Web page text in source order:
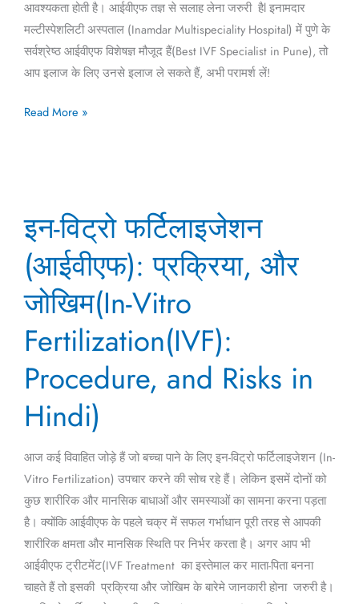
आवश्यकता होती है। आईवीएफ तज्ञ से सलाह लेना जरुरी हैl इनामदार
मल्टीस्पेशलिटी अस्पताल (Inamdar Multispeciality Hospital) में पुणे के
सर्वश्रेष्ठ आईवीएफ विशेषज्ञ मौजूद हैं(Best IVF Specialist in Pune), तो
आप इलाज के लिए उनसे इलाज ले सकते हैं, अभी परामर्श लें!
Read More »
इन-विट्रो फर्टिलाइजेशन
(आईवीएफ): प्रक्रिया, और
जोखिम(In-Vitro
Fertilization(IVF):
Procedure, and Risks in
Hindi)
आज कई विवाहित जोड़े हैं जो बच्चा पाने के लिए इन-विट्रो फर्टिलाइजेशन (In-
Vitro Fertilization) उपचार करने की सोच रहे हैं। लेकिन इसमें दोनों को
कुछ शारीरिक और मानसिक बाधाओं और समस्याओं का सामना करना पड़ता
है। क्योंकि आईवीएफ के पहले चक्र में सफल गर्भाधान पूरी तरह से आपकी
शारीरिक क्षमता और मानसिक स्थिति पर निर्भर करता है। अगर आप भी
आईवीएफ ट्रीटमेंट(IVF Treatment का इस्तेमाल कर माता-पिता बनना
चाहते हैं तो इसकी प्रक्रिया और जोखिम के बारेमे जानकारी होना जरुरी है।
विट्रो
फर्टिलाइजेशन
(आईवीएफ):
प्रक्रिया,
और
जोखिम(In-
Vitro
Fertilization(IVF):
and
in
Hindi)